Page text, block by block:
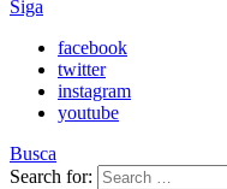
Siga
facebook
twitter
instagram
youtube
Busca
Search for: